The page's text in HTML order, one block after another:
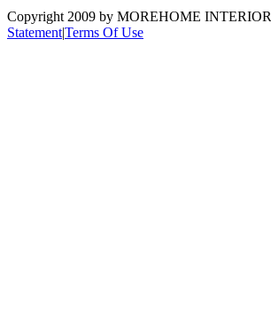
Copyright 2009 by MOREHOME INTERIOR
Statement|Terms Of Use